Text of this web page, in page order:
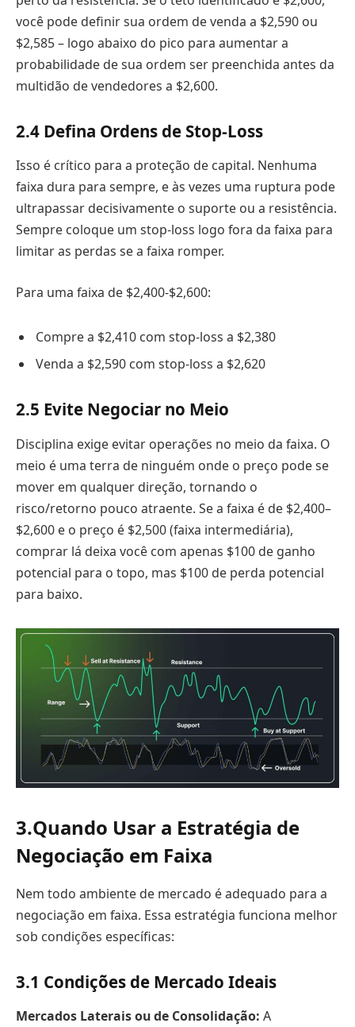
você pode definir sua ordem de venda a $2,590 ou
$2,585 – logo abaixo do pico para aumentar a
probabilidade de sua ordem ser preenchida antes da
multidão de vendedores a $2,600.
2.4 Defina Ordens de Stop-Loss
Isso é crítico para a proteção de capital. Nenhuma
faixa dura para sempre, e às vezes uma ruptura pode
ultrapassar decisivamente o suporte ou a resistência.
Sempre coloque um stop-loss logo fora da faixa para
limitar as perdas se a faixa romper.
Para uma faixa de $2,400-$2,600:
Compre a $2,410 com stop-loss a $2,380
Venda a $2,590 com stop-loss a $2,620
2.5 Evite Negociar no Meio
Disciplina exige evitar operações no meio da faixa. O
meio é uma terra de ninguém onde o preço pode se
mover em qualquer direção, tornando o
risco/retorno pouco atraente. Se a faixa é de $2,400–
$2,600 e o preço é $2,500 (faixa intermediária),
comprar lá deixa você com apenas $100 de ganho
potencial para o topo, mas $100 de perda potencial
para baixo.
3.Quando Usar a Estratégia de
Negociação em Faixa
Nem todo ambiente de mercado é adequado para a
negociação em faixa. Essa estratégia funciona melhor
sob condições específicas:
3.1 Condições de Mercado Ideais
Mercados Laterais ou de Consolidação: A